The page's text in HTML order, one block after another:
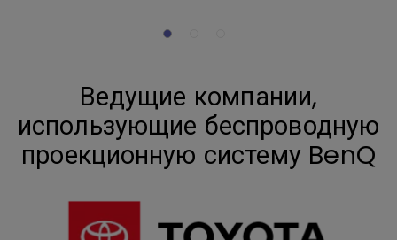
Ведущие компании,
использующие беспроводную
проекционную систему BenQ